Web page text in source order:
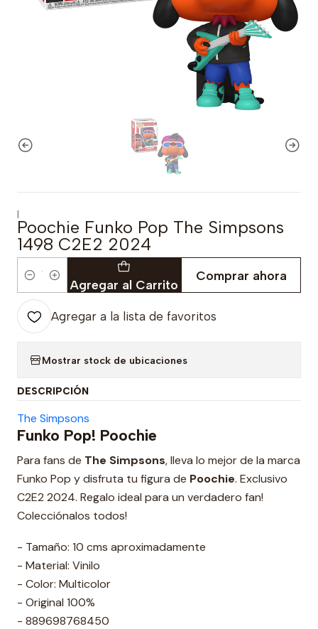
|
Poochie Funko Pop The Simpsons
1498 C2E2 2024
Cantidad Agregar al Carrito
Comprar ahora
Agregar a la lista de favoritos
Mostrar stock de ubicaciones
DESCRIPCIÓN
The Simpsons
Funko Pop! Poochie
Para fans de The Simpsons, lleva lo mejor de la marca
Funko Pop y disfruta tu figura de Poochie. Exclusivo
C2E2 2024. Regalo ideal para un verdadero fan!
Colecciónalos todos!
- Tamaño: 10 cms aproximadamente
- Material: Vinilo
- Color: Multicolor
- Original 100%
- 889698768450